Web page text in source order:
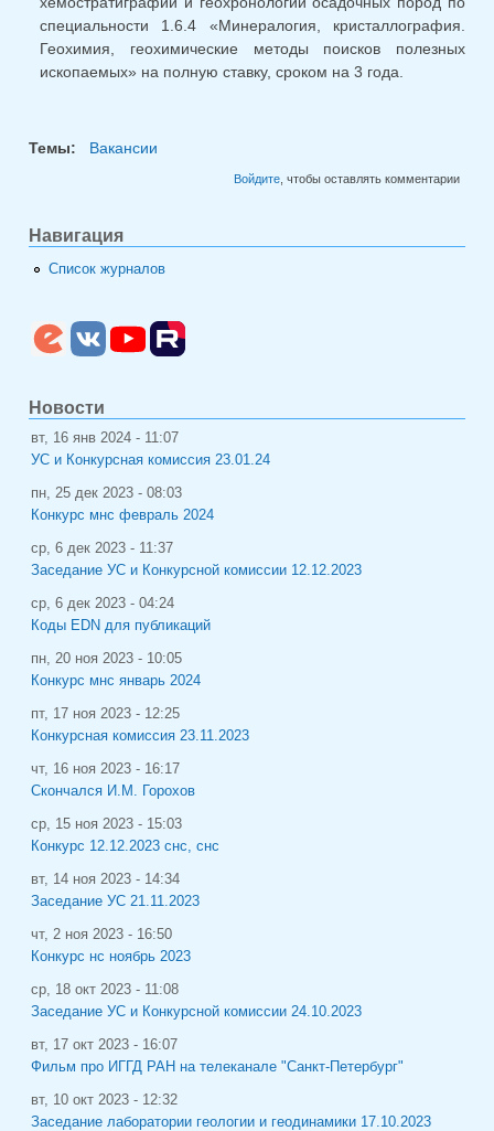
специальности 1.6.4 «Минералогия, кристаллография.
Геохимия, геохимические методы поисков полезных
ископаемых» на полную ставку, сроком на 3 года.
Темы: Вакансии
Войдите, чтобы оставлять комментарии
Навигация
Список журналов
Новости
вт, 16 янв 2024 - 11:07
УС и Конкурсная комиссия 23.01.24
пн, 25 дек 2023 - 08:03
Конкурс мнс февраль 2024
ср, 6 дек 2023 - 11:37
Заседание УС и Конкурсной комиссии 12.12.2023
ср, 6 дек 2023 - 04:24
Коды EDN для публикаций
пн, 20 ноя 2023 - 10:05
Конкурс мнс январь 2024
пт, 17 ноя 2023 - 12:25
Конкурсная комиссия 23.11.2023
чт, 16 ноя 2023 - 16:17
Скончался И.М. Горохов
ср, 15 ноя 2023 - 15:03
Конкурс 12.12.2023 снс, снс
вт, 14 ноя 2023 - 14:34
Заседание УС 21.11.2023
чт, 2 ноя 2023 - 16:50
Конкурс нс ноябрь 2023
ср, 18 окт 2023 - 11:08
Заседание УС и Конкурсной комиссии 24.10.2023
вт, 17 окт 2023 - 16:07
Фильм про ИГГД РАН на телеканале "Санкт-Петербург"
вт, 10 окт 2023 - 12:32
Заседание лаборатории геологии и геодинамики 17.10.2023